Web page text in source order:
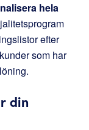
hela
efter
som har
din